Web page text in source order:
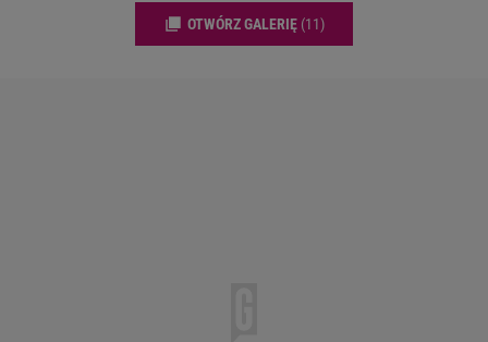
OTWÓRZ GALERIĘ (11)